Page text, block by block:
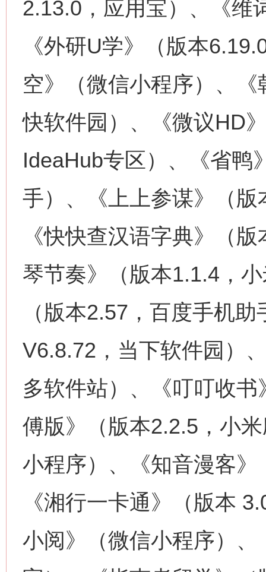
2.13.0，应用宝）、《维
《外研U学》（版本
空》（微信小程序）、
快软件园）、《微议HD
IdeaHub专区）、《省鸭
手）、《上上参谋》（
《快快查汉语字典》（
琴节奏》（版本1.1.4，
（版本2.57，百度手机
V6.8.72，当下软件园）
多软件站）、《叮叮收
傅版》（版本2.2.5，小
小程序）、《知音漫客
《湘行一卡通》（版本
小阅》（微信小程序）